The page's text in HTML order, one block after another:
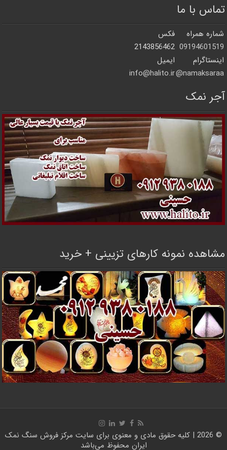
تماس با ما
شماره همراه
فکس
09194601519
2143856462
اینستاگرام
ایمیل
namaksaraa@
info@halito.ir
آجر نمک
مشاهده نمونه کارهای تزیینی + خرید
© 2026 | کلیه حقوق مادی و معنوی برای سایت
مرکز فروش سنگ نمک
ایران محفوظ می‌باشد